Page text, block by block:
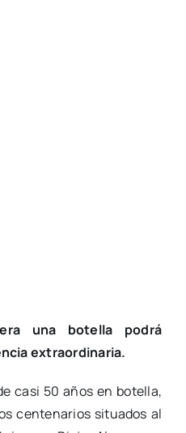
una botella podrá
extraordinaria.
casi 50 años en botella,
centenarios situados al